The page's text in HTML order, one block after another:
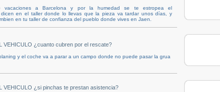
vacaciones a Barcelona y por la humedad se te estropea el
en el taller donde lo llevas que la pieza va tardar unos días, y
en tu taller de confianza del pueblo donde vives en Jaen.
VEHICULO ¿cuanto cubren por el rescate?
y el coche va a parar a un campo donde no puede pasar la grua
VEHICULO ¿si pinchas te prestan asistencia?